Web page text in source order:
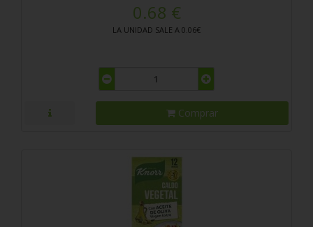
0.68 €
LA UNIDAD SALE A 0.06€
Comprar